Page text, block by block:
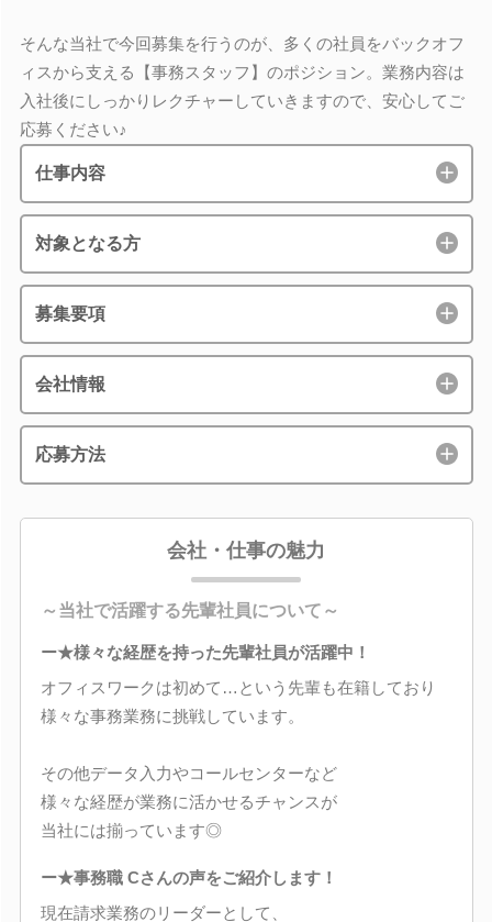
そんな当社で今回募集を行うのが、多くの社員をバックオフ
ィスから支える【事務スタッフ】のポジション。業務内容は
入社後にしっかりレクチャーしていきますので、安心してご
応募ください♪
仕事内容
対象となる方
募集要項
会社情報
応募方法
会社・仕事の魅力
～当社で活躍する先輩社員について～
ー★様々な経歴を持った先輩社員が活躍中！
オフィスワークは初めて…という先輩も在籍しており
様々な事務業務に挑戦しています。
その他データ入力やコールセンターなど
様々な経歴が業務に活かせるチャンスが
当社には揃っています◎
ー★事務職 Cさんの声をご紹介します！
現在請求業務のリーダーとして、